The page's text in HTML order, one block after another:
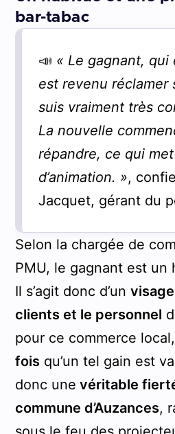
bar-tabac
📣 « Le gagnant, qui
est revenu réclamer
suis vraiment très
La nouvelle
répandre, ce qui
d’animation. »,
Jacquet, gérant du
Selon la chargée de
PMU, le gagnant est un
Il s’agit donc d’un
clients et le personnel
pour ce commerce local,
foisqu’un tel gain est
donc une véritable
commune d’Auzances,